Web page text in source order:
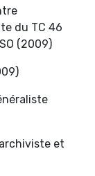
du TC 46
(2009)
archiviste et